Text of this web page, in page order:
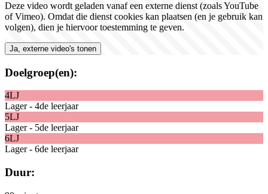
Deze video wordt geladen vanaf een externe dienst (zoals YouTube
of Vimeo). Omdat die dienst cookies kan plaatsen (en je gebruik kan
volgen), dien je hiervoor toestemming te geven.
Ja, externe video's tonen
Doelgroep(en):
4LJ
Lager - 4de leerjaar
5LJ
Lager - 5de leerjaar
6LJ
Lager - 6de leerjaar
Duur: